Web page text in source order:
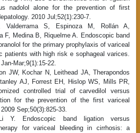
nadolol alone for the prevention of first
2010 Jul;52(1):230-7.
Valderrama S, Espinoza M, Rollán A,
F, Medina B, Riquelme A. Endoscopic band
for the primary prophylaxis of variceal
patients with high risk e sophageal varices.
Mar;9(1):15-22.
JW, Kochar N, Leithead JA, Therapondos
AJ, Forrest EH, Hislop WS, Mills PR,
controlled trial of carvedilol versus
for the prevention of the first variceal
Sep;50(3):825-33.
Endoscopic band ligation versus
for variceal bleeding in cirrhosis: a